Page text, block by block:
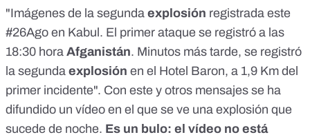
"Imágenes de la segunda explosión registrada este
#26Ago en Kabul. El primer ataque se registró a las
18:30 hora Afganistán. Minutos más tarde, se registró
la segunda explosión en el Hotel Baron, a 1,9 Km del
primer incidente". Con este y otros mensajes se ha
difundido un vídeo en el que se ve una explosión que
sucede de noche. Es un bulo: el vídeo no está